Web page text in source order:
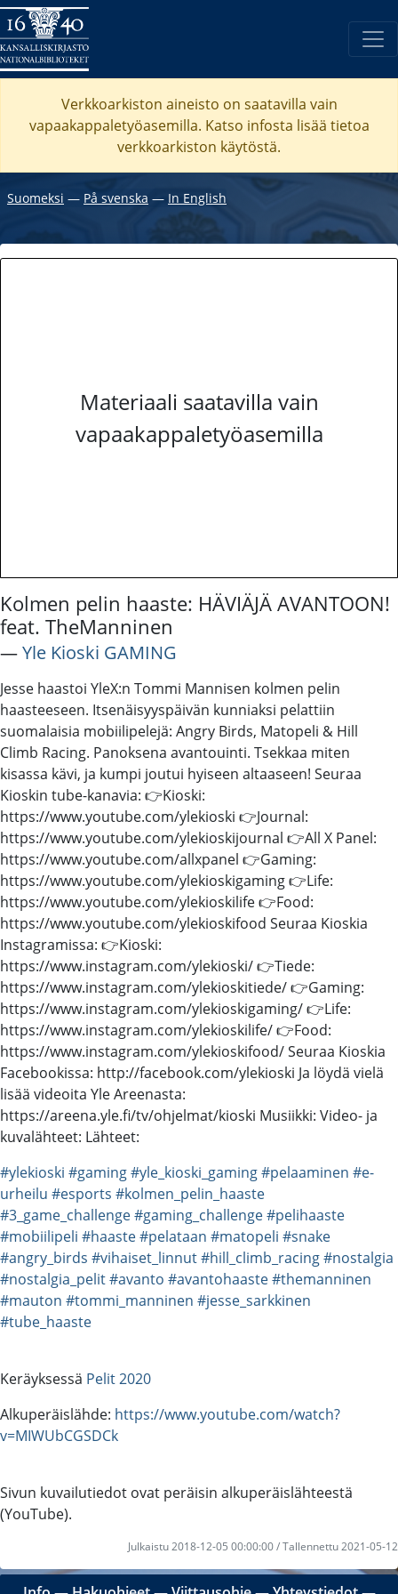
Verkkoarkiston aineisto on saatavilla vain
vapaakappaletyöasemilla. Katso infosta lisää tietoa
verkkoarkiston käytöstä.
Suomeksi ― På svenska ― In English
Materiaali saatavilla vain
vapaakappaletyöasemilla
Kolmen pelin haaste: HÄVIÄJÄ AVANTOON!
feat. TheManninen
―Yle Kioski GAMING
Jesse haastoi YleX:n Tommi Mannisen kolmen pelin
haasteeseen. Itsenäisyyspäivän kunniaksi pelattiin
suomalaisia mobiilipelejä: Angry Birds, Matopeli & Hill
Climb Racing. Panoksena avantouinti. Tsekkaa miten
kisassa kävi, ja kumpi joutui hyiseen altaaseen! Seuraa
Kioskin tube-kanavia: 👉Kioski:
https://www.youtube.com/ylekioski 👉Journal:
https://www.youtube.com/ylekioskijournal 👉All X Panel:
https://www.youtube.com/allxpanel 👉Gaming:
https://www.youtube.com/ylekioskigaming 👉Life:
https://www.youtube.com/ylekioskilife 👉Food:
https://www.youtube.com/ylekioskifood Seuraa Kioskia
Instagramissa: 👉Kioski:
https://www.instagram.com/ylekioski/ 👉Tiede:
https://www.instagram.com/ylekioskitiede/ 👉Gaming:
https://www.instagram.com/ylekioskigaming/ 👉Life:
https://www.instagram.com/ylekioskilife/ 👉Food:
https://www.instagram.com/ylekioskifood/ Seuraa Kioskia
Facebookissa: http://facebook.com/ylekioski Ja löydä vielä
lisää videoita Yle Areenasta:
https://areena.yle.fi/tv/ohjelmat/kioski Musiikki: Video- ja
kuvalähteet: Lähteet:
#ylekioski #gaming#yle_kioski_gaming#pelaaminen #e-
urheilu #esports #kolmen_pelin_haaste
#3_game_challenge#gaming_challenge#pelihaaste
#mobiilipeli #haaste#pelataan #matopeli #snake
#angry_birds #vihaiset_linnut#hill_climb_racing#nostalgia
#nostalgia_pelit#avanto #avantohaaste#themanninen
#mauton #tommi_manninen #jesse_sarkkinen
#tube_haaste
Keräyksessä Pelit 2020
Alkuperäislähde: https://www.youtube.com/watch?
v=MIWUbCGSDCk
Sivun kuvailutiedot ovat peräisin alkuperäislähteestä
(YouTube).
Julkaistu 2018-12-05 00:00:00 / Tallennettu 2021-05-12